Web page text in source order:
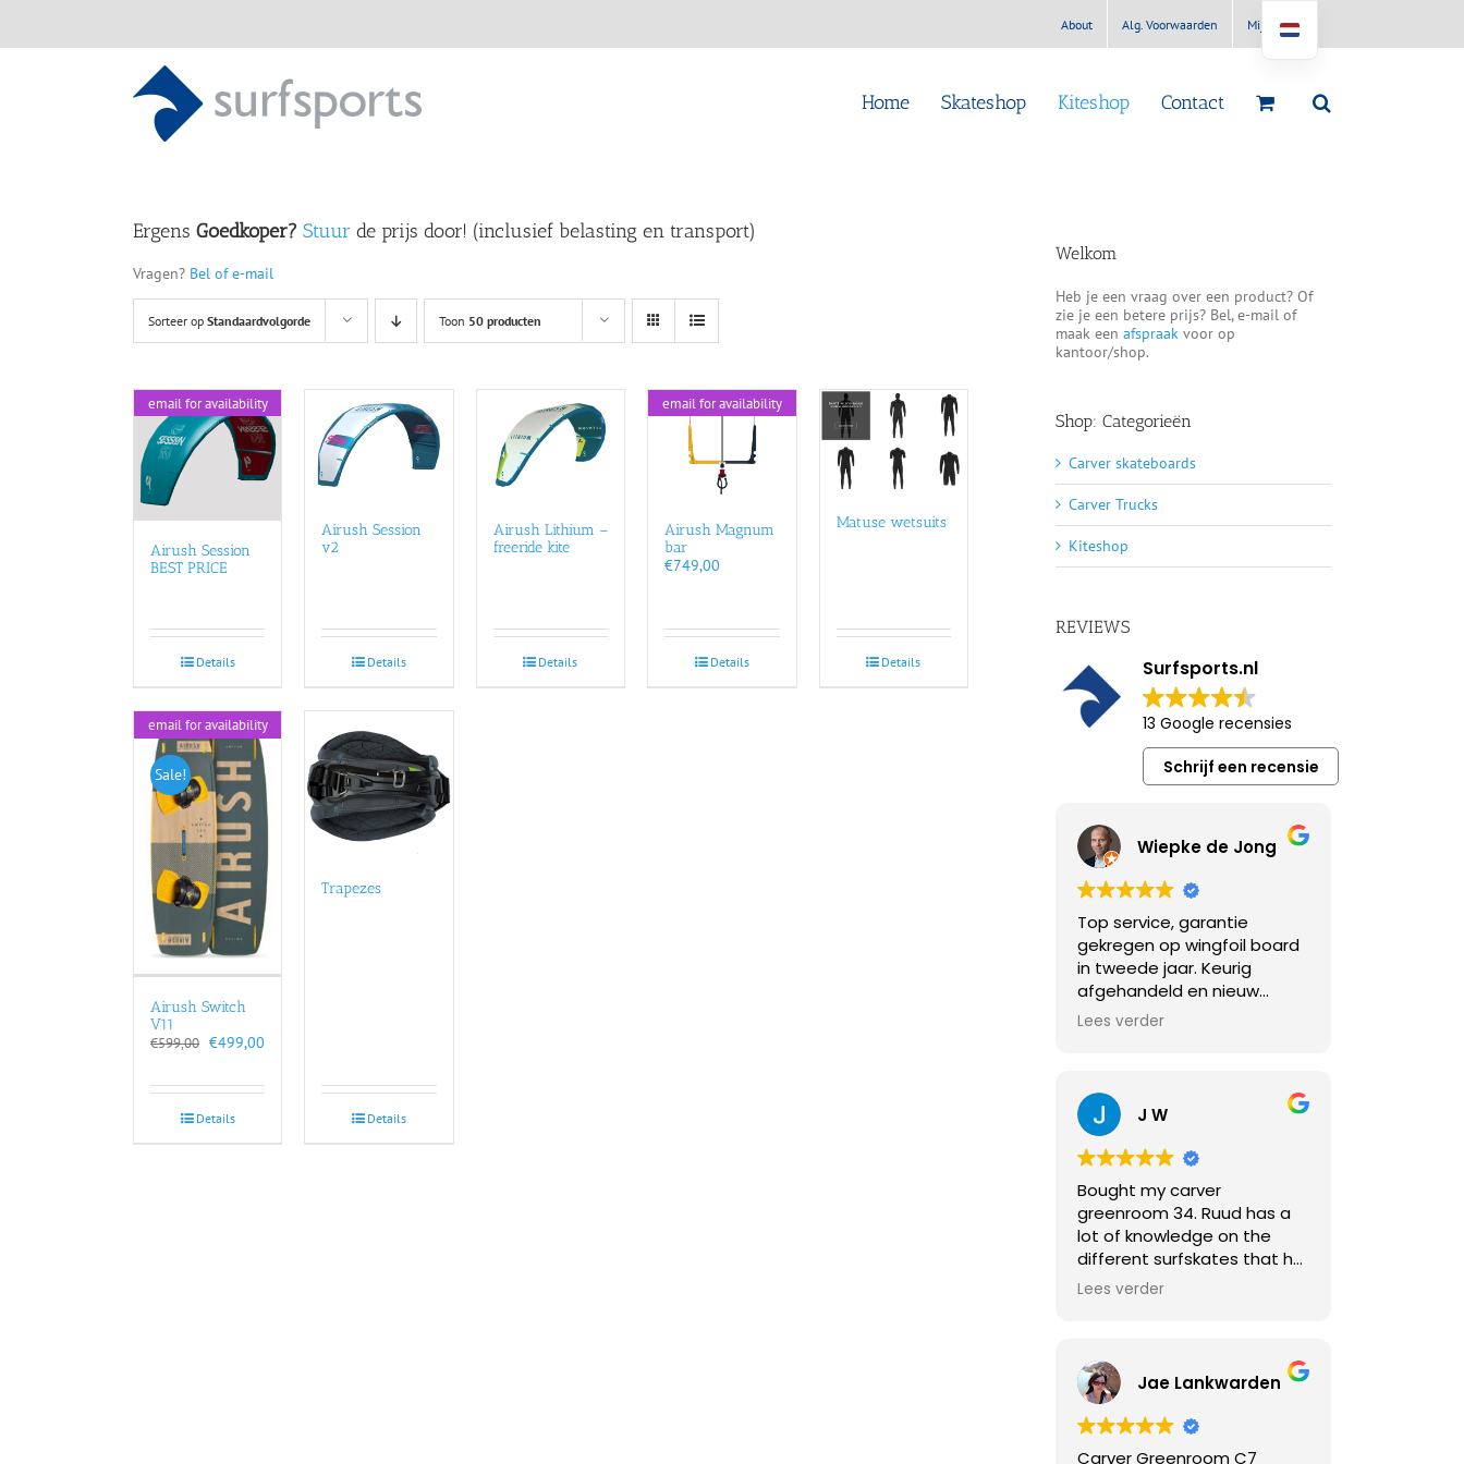
inhoud
About Alg. Voorwaarden Mijn account
Home Skateshop Kiteshop Contact
Ergens Goedkoper? Stuur de prijs door! (inclusief belasting en transport)
Vragen? Bel of e-mail
Sorteer op Standaardvolgorde Toon 50 producten
email for availability
Airush Session
BEST PRICE
Details
Airush Session
v2
Details
Airush Lithium –
freeride kite
Details
email for availability
Airush Magnum
bar
€749,00
Details
Matuse wetsuits
Details
email for availability
Sale!
Airush Switch
V11
€599,00 Oorspronkelijke
€599,00.
€499,00
€499,00.
Details
Trapezes
Details
Welkom
Heb je een vraag over een product? Of
zie je een betere prijs? Bel, e-mail of
maak een afspraak voor op
kantoor/shop.
Shop: Categorieën
Carver skateboards
Carver Trucks
Kiteshop
REVIEWS
Surfsports.nl
13 Google recensies
Schrijf een recensie
Wiepke de Jong
Top service, garantie
gekregen op wingfoil board
in tweede jaar. Keurig
afgehandeld en nieuw
board thuis gestuurd
Lees verder
J W
Bought my carver
greenroom 34. Ruud has a
lot of knowledge on the
different surfskates that he
sells, and it has just been
straigth away so you can try
different boards. Ruud
teaches you already a
couple of things and most
Lees verder
Jae Lankwarden
Carver Greenroom C7